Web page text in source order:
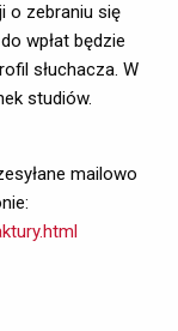
o zebraniu się
wpłat będzie
słuchacza. W
studiów.
mailowo